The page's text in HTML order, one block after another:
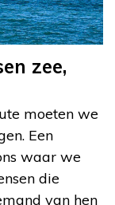
zee,
moeten we
Een
waar we
die
van hen